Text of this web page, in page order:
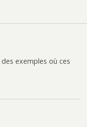
exemples où ces